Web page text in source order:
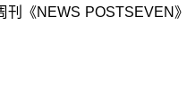
刊《NEWS POSTSEVEN